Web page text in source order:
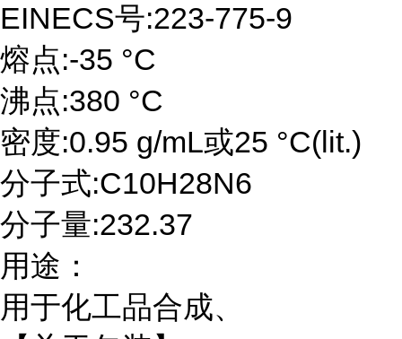
EINECS号:223-775-9
熔点:-35 °C
沸点:380 °C
密度:0.95 g/mL或25 °C(lit.)
分子式:C10H28N6
分子量:232.37
用途：
用于化工品合成、